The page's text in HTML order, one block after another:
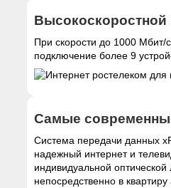
Высокоскоростной
При скорости до 1000 Мбит/
подключение более 9
Самые
Система передачи данных
надежный интернет и
индивидуальной оптической
непосредственно в